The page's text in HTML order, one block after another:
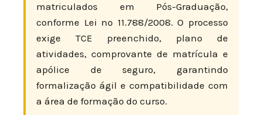
matriculados em Pós-Graduação,
conforme Lei nº 11.788/2008. O processo
exige TCE preenchido, plano de
atividades, comprovante de matrícula e
apólice de seguro, garantindo
formalização ágil e compatibilidade com
a área de formação do curso.